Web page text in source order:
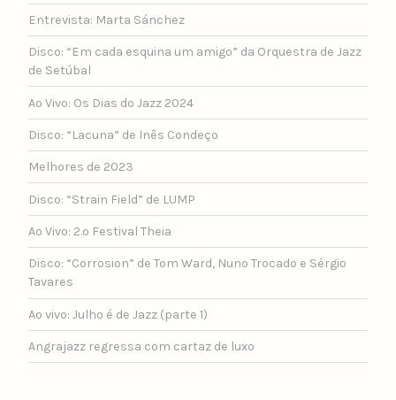
Entrevista: Marta Sánchez
Disco: “Em cada esquina um amigo” da Orquestra de Jazz
de Setúbal
Ao Vivo: Os Dias do Jazz 2024
Disco: “Lacuna” de Inês Condeço
Melhores de 2023
Disco: “Strain Field” de LUMP
Ao Vivo: 2.º Festival Theia
Disco: “Corrosion” de Tom Ward, Nuno Trocado e Sérgio
Tavares
Ao vivo: Julho é de Jazz (parte 1)
Angrajazz regressa com cartaz de luxo